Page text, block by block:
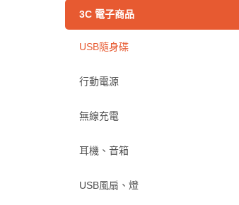
3C 電子商品
USB隨身碟
行動電源
無線充電
耳機、音箱
USB風扇、燈